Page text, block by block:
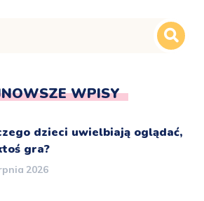
WPISY
dzieci uwielbiają oglądać,
gra?
2026